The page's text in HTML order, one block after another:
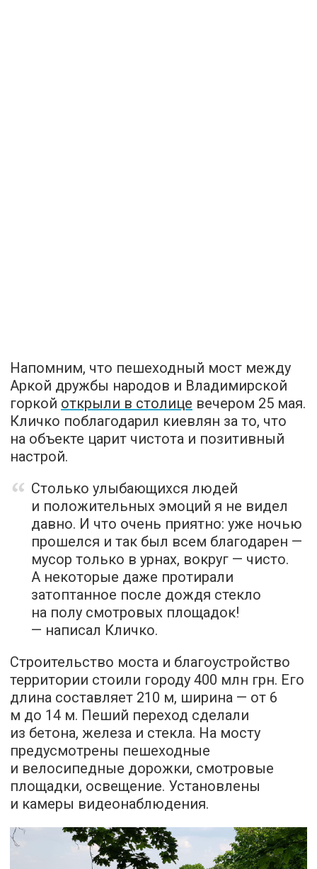
Напомним, что пешеходный мост между
Аркой дружбы народов и Владимирской
горкой открыли в столице вечером 25 мая.
Кличко поблагодарил киевлян за то, что
на объекте царит чистота и позитивный
настрой.
Столько улыбающихся людей
и положительных эмоций я не видел
давно. И что очень приятно: уже ночью
прошелся и так был всем благодарен —
мусор только в урнах, вокруг — чисто.
А некоторые даже протирали
затоптанное после дождя стекло
на полу смотровых площадок!
— написал Кличко.
Строительство моста и благоустройство
территории стоили городу 400 млн грн. Его
длина составляет 210 м, ширина — от 6
м до 14 м. Пеший переход сделали
из бетона, железа и стекла. На мосту
предусмотрены пешеходные
и велосипедные дорожки, смотровые
площадки, освещение. Установлены
и камеры видеонаблюдения.